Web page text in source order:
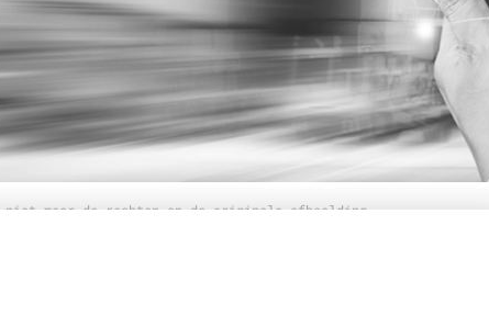
niet meer de rechten op de originele afbeelding